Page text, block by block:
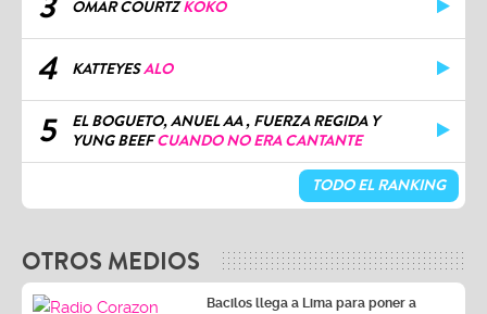
OMAR COURTZKOKO
4 KATTEYESALO
5
EL BOGUETO, ANUEL AA , FUERZA REGIDA Y
YUNG BEEFCUANDO NO ERA CANTANTE
TODO EL RANKING
OTROS MEDIOS
Bacilos llega a Lima para poner a